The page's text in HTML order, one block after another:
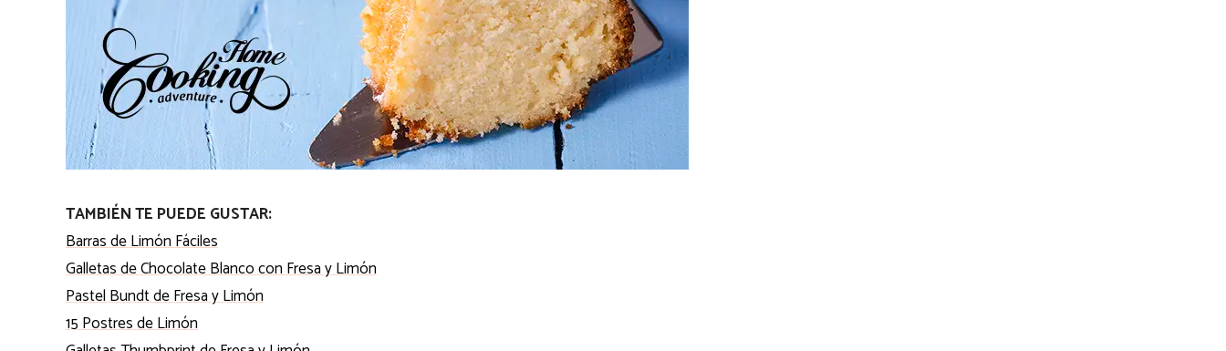
TAMBIÉN TE PUEDE GUSTAR:
Barras de Limón Fáciles
Galletas de Chocolate Blanco con Fresa y Limón
Pastel Bundt de Fresa y Limón
15 Postres de Limón